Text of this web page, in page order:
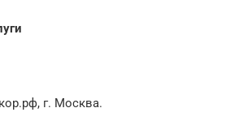
г. Москва.